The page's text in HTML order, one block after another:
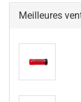
Meilleures